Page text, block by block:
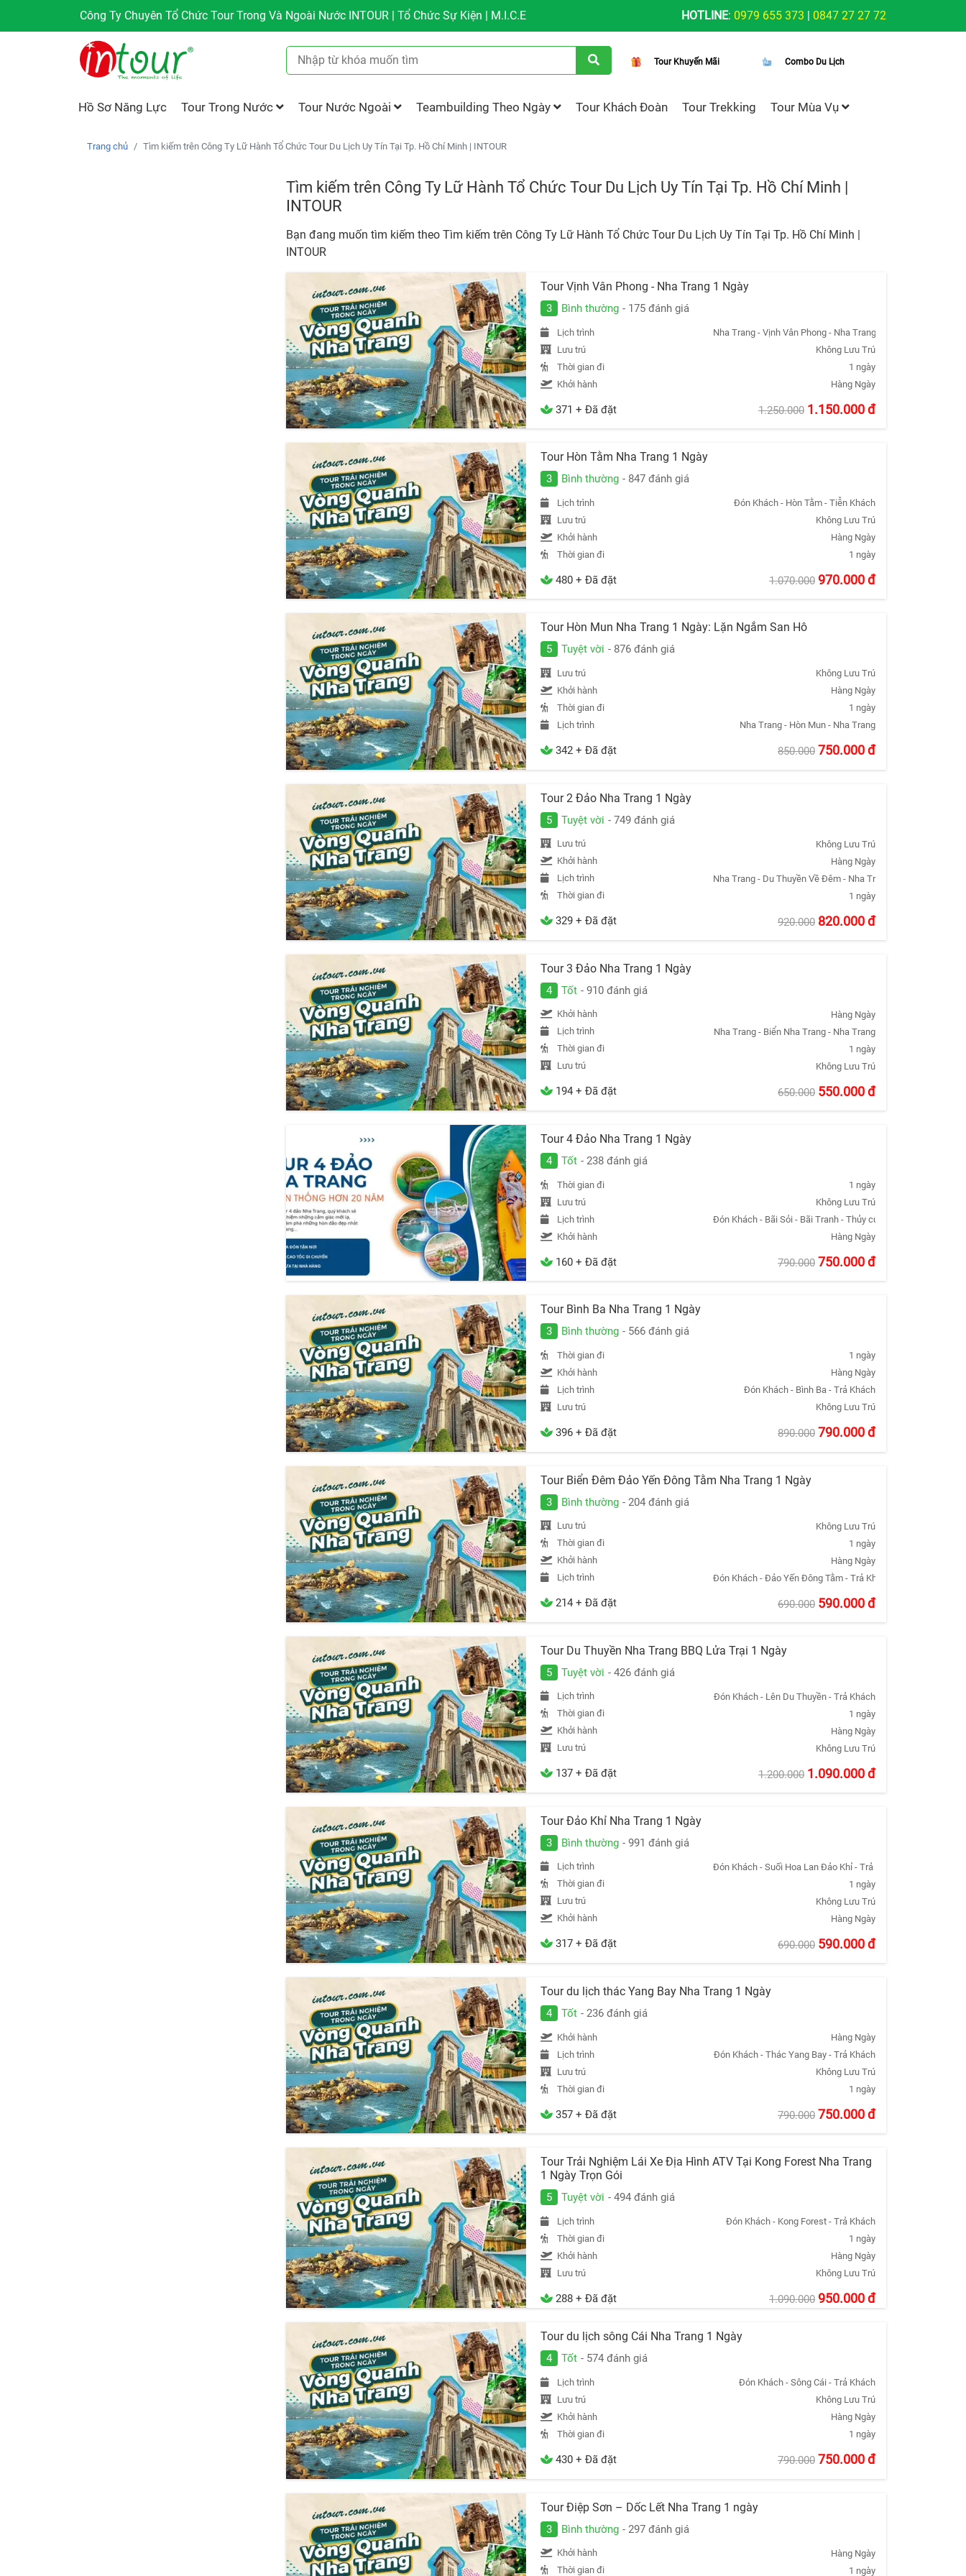
Công Ty Chuyên Tổ Chức Tour Trong Và Ngoài Nước INTOUR | Tổ Chức Sự Kiện | M.I.C.E HOTLINE: 0979 655 373 | 0847 27 27 72
Tour Khuyến Mãi Combo Du Lịch
Hồ Sơ Năng Lực Tour Trong Nước Tour Nước Ngoài Teambuilding Theo Ngày Tour Khách Đoàn Tour Trekking Tour Mùa Vụ
Trang chủ Tìm kiếm trên Công Ty Lữ Hành Tổ Chức Tour Du Lịch Uy Tín Tại Tp. Hồ Chí Minh | INTOUR
Tìm kiếm trên Công Ty Lữ Hành Tổ Chức Tour Du Lịch Uy Tín Tại Tp. Hồ Chí Minh |
INTOUR
Bạn đang muốn tìm kiếm theo Tìm kiếm trên Công Ty Lữ Hành Tổ Chức Tour Du Lịch Uy Tín Tại Tp. Hồ Chí Minh |
INTOUR
Tour Vịnh Vân Phong - Nha Trang 1 Ngày
3 Bình thường - 175 đánh giá
Lịch trình
Nha Trang - Vịnh Vân Phong - Nha Trang
Lưu trú
Không Lưu Trú
Thời gian đi
1 ngày
Khởi hành
Hàng Ngày
371 + Đã đặt 1.250.000 1.150.000đ
Tour Hòn Tằm Nha Trang 1 Ngày
3 Bình thường - 847 đánh giá
Lịch trình
Đón Khách - Hòn Tằm - Tiễn Khách
Lưu trú
Không Lưu Trú
Khởi hành
Hàng Ngày
Thời gian đi
1 ngày
480 + Đã đặt 1.070.000 970.000đ
Tour Hòn Mun Nha Trang 1 Ngày: Lặn Ngắm San Hô
5 Tuyệt vời - 876 đánh giá
Lưu trú
Không Lưu Trú
Khởi hành
Hàng Ngày
Thời gian đi
1 ngày
Lịch trình
Nha Trang - Hòn Mun - Nha Trang
342 + Đã đặt 850.000 750.000đ
Tour 2 Đảo Nha Trang 1 Ngày
5 Tuyệt vời - 749 đánh giá
Lưu trú
Không Lưu Trú
Khởi hành
Hàng Ngày
Lịch trình
Nha Trang - Du Thuyền Về Đêm - Nha Trang
Thời gian đi
1 ngày
329 + Đã đặt 920.000 820.000đ
Tour 3 Đảo Nha Trang 1 Ngày
4 Tốt - 910 đánh giá
Khởi hành
Hàng Ngày
Lịch trình
Nha Trang - Biển Nha Trang - Nha Trang
Thời gian đi
1 ngày
Lưu trú
Không Lưu Trú
194 + Đã đặt 650.000 550.000đ
Tour 4 Đảo Nha Trang 1 Ngày
4 Tốt - 238 đánh giá
Thời gian đi
1 ngày
Lưu trú
Không Lưu Trú
Lịch trình
Đón Khách - Bãi Sỏi - Bãi Tranh - Thủy cung Trí Nguyên - Trả
Khởi hành
Hàng Ngày
160 + Đã đặt 790.000 750.000đ
Tour Bình Ba Nha Trang 1 Ngày
3 Bình thường - 566 đánh giá
Thời gian đi
1 ngày
Khởi hành
Hàng Ngày
Lịch trình
Đón Khách - Bình Ba - Trả Khách
Lưu trú
Không Lưu Trú
396 + Đã đặt 890.000 790.000đ
Tour Biển Đêm Đảo Yến Đông Tằm Nha Trang 1 Ngày
3 Bình thường - 204 đánh giá
Lưu trú
Không Lưu Trú
Thời gian đi
1 ngày
Khởi hành
Hàng Ngày
Lịch trình
Đón Khách - Đảo Yến Đông Tằm - Trả Khách
214 + Đã đặt 690.000 590.000đ
Tour Du Thuyền Nha Trang BBQ Lửa Trại 1 Ngày
5 Tuyệt vời - 426 đánh giá
Lịch trình
Đón Khách - Lên Du Thuyền - Trả Khách
Thời gian đi
1 ngày
Khởi hành
Hàng Ngày
Lưu trú
Không Lưu Trú
137 + Đã đặt 1.200.000 1.090.000đ
Tour Đảo Khỉ Nha Trang 1 Ngày
3 Bình thường - 991 đánh giá
Lịch trình
Đón Khách - Suối Hoa Lan Đảo Khỉ - Trả Khách
Thời gian đi
1 ngày
Lưu trú
Không Lưu Trú
Khởi hành
Hàng Ngày
317 + Đã đặt 690.000 590.000đ
Tour du lịch thác Yang Bay Nha Trang 1 Ngày
4 Tốt - 236 đánh giá
Khởi hành
Hàng Ngày
Lịch trình
Đón Khách - Thác Yang Bay - Trả Khách
Lưu trú
Không Lưu Trú
Thời gian đi
1 ngày
357 + Đã đặt 790.000 750.000đ
Tour Trải Nghiệm Lái Xe Địa Hình ATV Tại Kong Forest Nha Trang
1 Ngày Trọn Gói
5 Tuyệt vời - 494 đánh giá
Lịch trình
Đón Khách - Kong Forest - Trả Khách
Thời gian đi
1 ngày
Khởi hành
Hàng Ngày
Lưu trú
Không Lưu Trú
288 + Đã đặt 1.090.000 950.000đ
Tour du lịch sông Cái Nha Trang 1 Ngày
4 Tốt - 574 đánh giá
Lịch trình
Đón Khách - Sông Cái - Trả Khách
Lưu trú
Không Lưu Trú
Khởi hành
Hàng Ngày
Thời gian đi
1 ngày
430 + Đã đặt 790.000 750.000đ
Tour Điệp Sơn – Dốc Lết Nha Trang 1 ngày
3 Bình thường - 297 đánh giá
Khởi hành
Hàng Ngày
Thời gian đi
1 ngày